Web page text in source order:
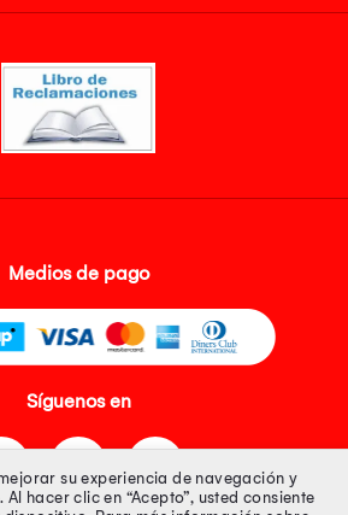
Medios de pago
Síguenos en
su experiencia de navegación y
hacer clic en “Acepto”, usted consiente